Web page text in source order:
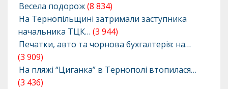
Весела подорож(8 834)
На Тернопільщині затримали заступника
начальника ТЦК… (3 944)
Печатки, авто та чорнова бухгалтерія: на…
(3 909)
На пляжі “Циганка” в Тернополі втопилася…
(3 436)